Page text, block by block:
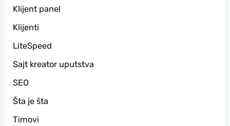
Klijent panel
Klijenti
LiteSpeed
Sajt kreator uputstva
SEO
Šta je šta
Timovi